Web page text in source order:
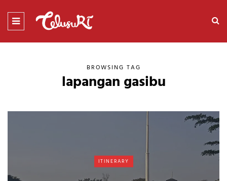
BROWSING TAG
lapangan gasibu
ITINERARY